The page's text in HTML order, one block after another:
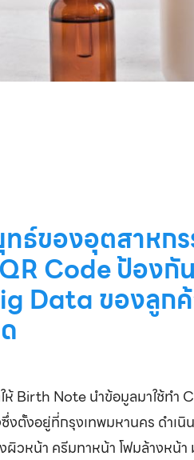
ทธ์ของอุตสาหก
Code ป้องกั
Data ของลูกค้
Birth Note นำข้อมูลมาใช้ทำ
งตั้งอยู่ที่กรุงเทพมหานคร ดำเนิ
งผิวหน้า ครีมทาหน้า โฟมล้างห